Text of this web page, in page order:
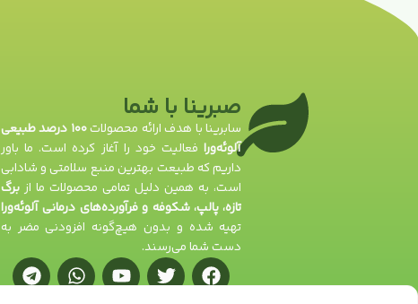
صبرینا با شما
سابرینا با هدف ارائه محصولات
۱۰۰ درصد طبیعی
آلوئه‌ورافعالیت خود را آغاز کرده است. ما باور
داریم که طبیعت بهترین منبع سلامتی و شادابی
است، به همین دلیل تمامی محصولات ما ازبرگ
تازه، پالپ، شکوفه و فرآورده‌های درمانی آلوئه‌ورا
تهیه شده و بدون هیچ‌گونه افزودنی مضر به
دست شما می‌رسند.